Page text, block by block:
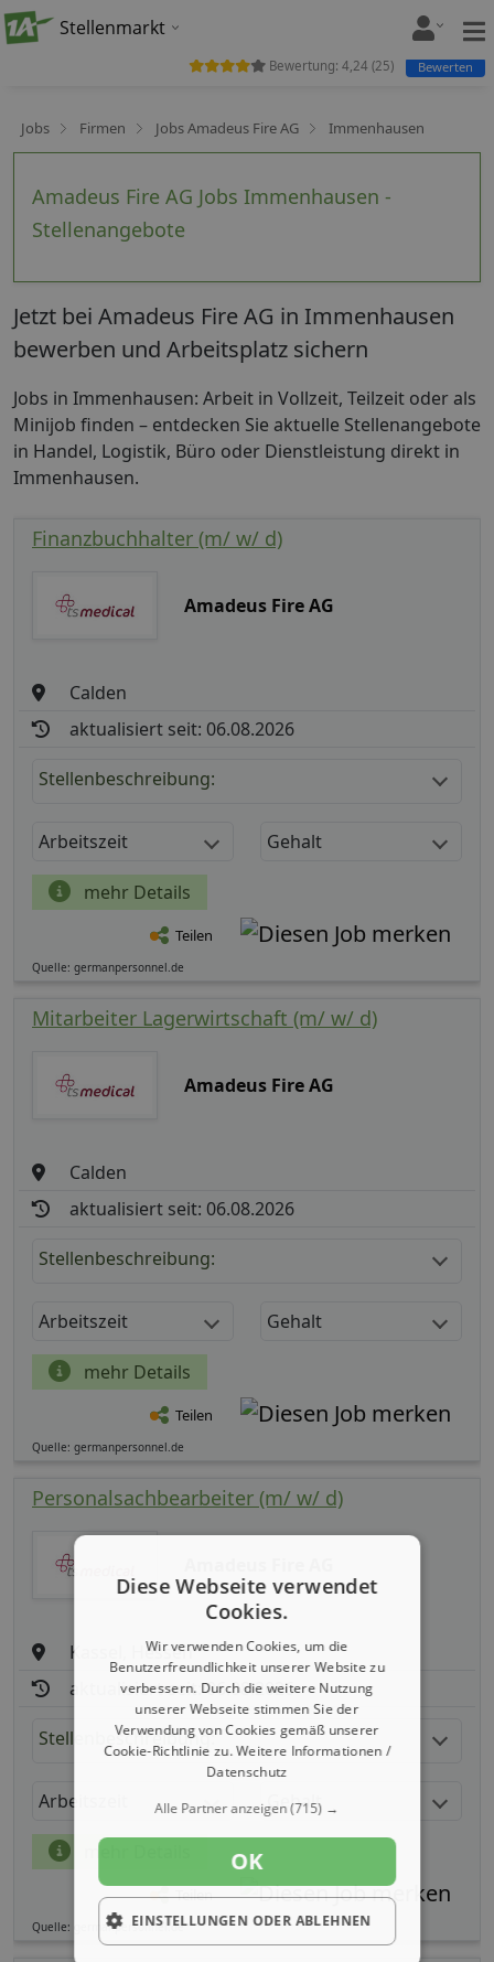
Stellenmarkt
Jobs Firmen Jobs Amadeus Fire AG Immenhausen
Amadeus Fire AG Jobs Immenhausen -
Stellenangebote
Bewertung: 4,24 (25) Bewerten
Jetzt bei Amadeus Fire AG in Immenhausen
bewerben und Arbeitsplatz sichern
Jobs in Immenhausen: Arbeit in Vollzeit, Teilzeit oder als
Minijob finden – entdecken Sie aktuelle Stellenangebote
in Handel, Logistik, Büro oder Dienstleistung direkt in
Immenhausen.
Finanzbuchhalter (m/ w/ d)
Amadeus Fire AG
Calden
aktualisiert seit: 06.08.2026
Stellenbeschreibung:
Arbeitszeit Gehalt
mehr Details
Teilen
Quelle: germanpersonnel.de
Mitarbeiter Lagerwirtschaft (m/ w/ d)
Amadeus Fire AG
Calden
aktualisiert seit: 06.08.2026
Stellenbeschreibung:
Arbeitszeit Gehalt
mehr Details
Teilen
Quelle: germanpersonnel.de
Personalsachbearbeiter (m/ w/ d)
Kassel, Hessen
aktualisiert seit: 06.08.2026
Stellenbeschreibung:
Arbeitszeit Gehalt
mehr Details
Teilen
Quelle: germanpersonnel.de
Diese Webseite verwendet
Cookies.
Wir verwenden Cookies, um die
Benutzerfreundlichkeit unserer Website zu
verbessern. Durch die weitere Nutzung
unserer Webseite stimmen Sie der
Verwendung von Cookies gemäß unserer
Cookie-Richtlinie zu.Weitere Informationen /
Datenschutz
Alle Partner anzeigen(715) →
OK
EINSTELLUNGEN ODER ABLEHNEN